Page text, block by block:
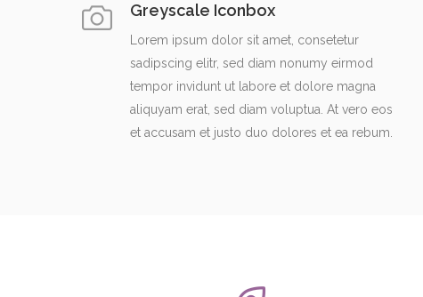
Greyscale Iconbox
Lorem ipsum dolor sit amet, consetetur
sadipscing elitr, sed diam nonumy eirmod
tempor invidunt ut labore et dolore magna
aliquyam erat, sed diam voluptua. At vero eos
et accusam et justo duo dolores et ea rebum.